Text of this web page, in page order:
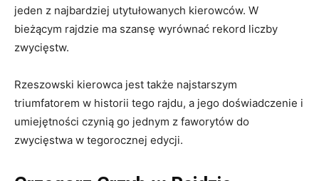
jeden z najbardziej utytułowanych kierowców. W
bieżącym rajdzie ma szansę wyrównać rekord liczby
zwycięstw.
Rzeszowski kierowca jest także najstarszym
triumfatorem w historii tego rajdu, a jego doświadczenie i
umiejętności czynią go jednym z faworytów do
zwycięstwa w tegorocznej edycji.